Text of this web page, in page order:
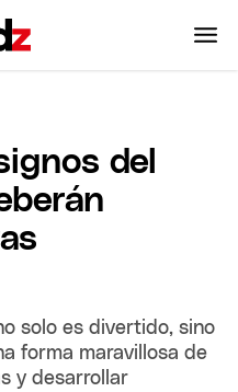
del
solo es divertido, sino
forma maravillosa de
y desarrollar